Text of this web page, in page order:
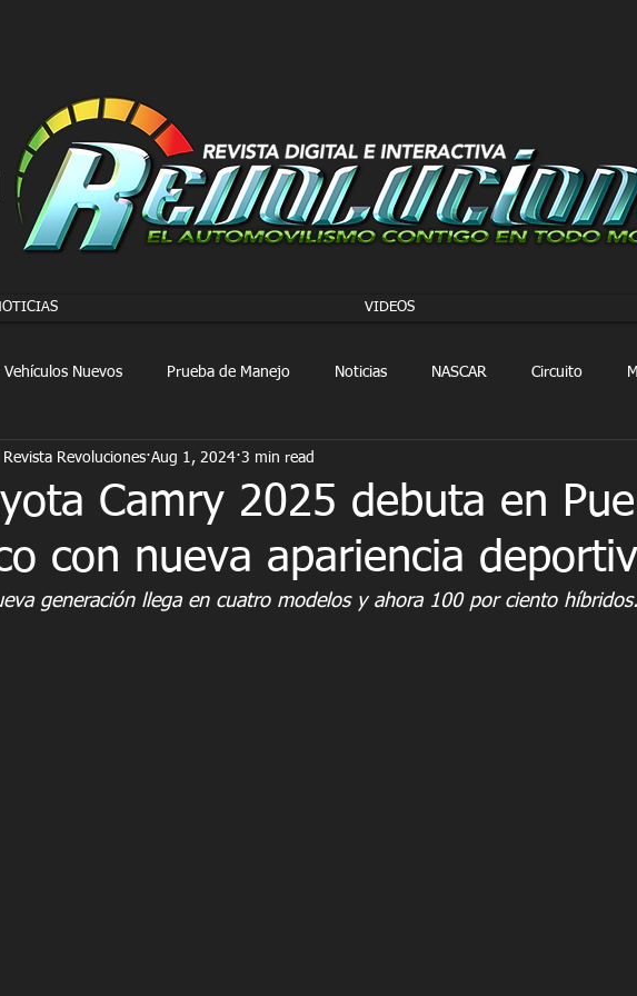
VIDEOS
Vehículos Nuevos Prueba de Manejo Noticias NASCAR Circuito
FORMULA E FORMULA 1 Extreme E
Camry 2025 debuta en
con nueva apariencia
Revista Revoluciones Aug 1, 2024 3 min read
generación llega en cuatro modelos y ahora 100 por ciento híbridos.